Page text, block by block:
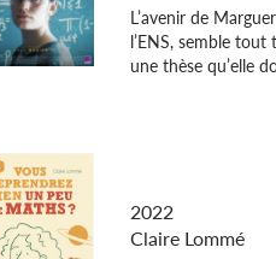
L’avenir de
l’ENS, semble
une thèse qu’elle
2022
Claire Lommé